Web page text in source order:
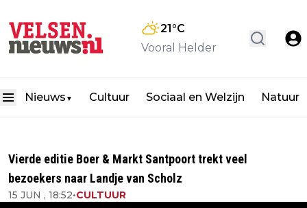
21 °C
Vooral Helder
Nieuws ▼ Cultuur Sociaal en Welzijn Natuur
Vierde editie Boer & Markt Santpoort trekt veel
bezoekers naar Landje van Scholz
15 JUN , 18:52•CULTUUR